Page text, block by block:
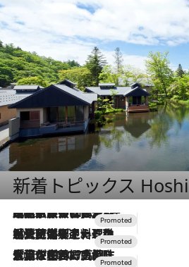
新着トピックス
2026.7.31
【ホテル帰省】という選択肢をOMOが提案。家族とほどよい距離を保つには「昼は実家、夜は気兼ねなくホテルで！」
2026.7.24
【夏限定ディナーコース】旬を迎える稚鮎や花ズッキーニなどをイタリア・トスカーナの郷土料理の手法で満喫！
2026.7.17
「土佐和ハーブかき氷」がOMO7高知に登場！生姜、山椒、大葉など目にも舌にも涼を呼ぶ郷土の味